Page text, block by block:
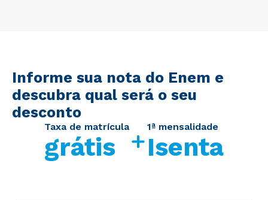
Informe sua nota do Enem e
descubra qual será o seu
desconto
Taxa de matrícula
grátis
1ª mensalidade
Isenta